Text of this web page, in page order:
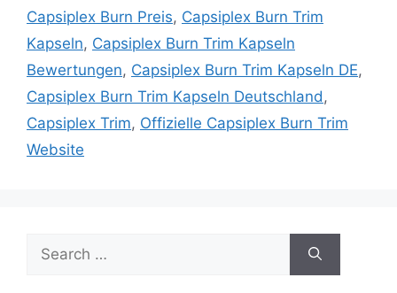
Capsiplex Burn Preis, Capsiplex Burn Trim
Kapseln, Capsiplex Burn Trim Kapseln
Bewertungen, Capsiplex Burn Trim Kapseln DE,
Capsiplex Burn Trim Kapseln Deutschland ,
Capsiplex Trim, Offizielle Capsiplex Burn Trim
Website
for: